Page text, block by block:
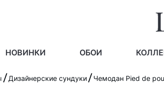
НОВИНКИ ОБОИ
Дизайнерские сундуки Чемодан Pied de